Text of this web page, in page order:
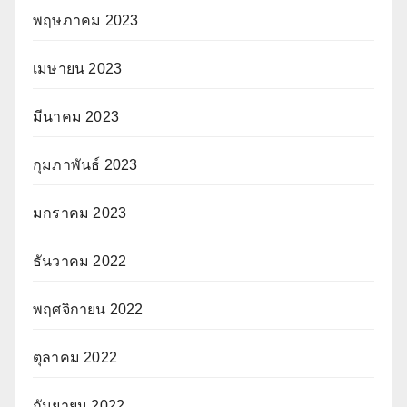
พฤษภาคม 2023
เมษายน 2023
มีนาคม 2023
กุมภาพันธ์ 2023
มกราคม 2023
ธันวาคม 2022
พฤศจิกายน 2022
ตุลาคม 2022